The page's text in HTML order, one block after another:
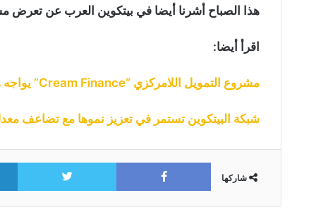
هذا الصباح أشرنا أيضا في بيتكوين العرب عن تعرض مشروع
اقرأ أيضا:
مشروع التمويل اللامركزي “Cream Finance” يواجه هجوم قرض سريع مرة اخرى ويفقد 18 مليون دولار
شبكة البيتكوين تستمر في تعزيز نموها مع تضاعف معدل
شاركها
Facebook